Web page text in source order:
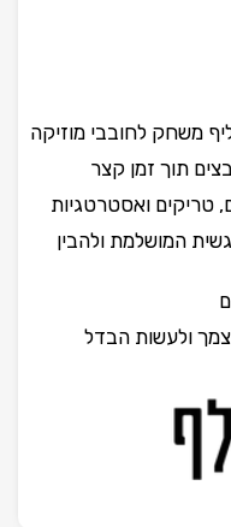
משחק לחובבי מוזיקה
תוך זמן קצר
טריקים ואסטרטגיות
המושלמת ולהבין
ולעשות הבדל